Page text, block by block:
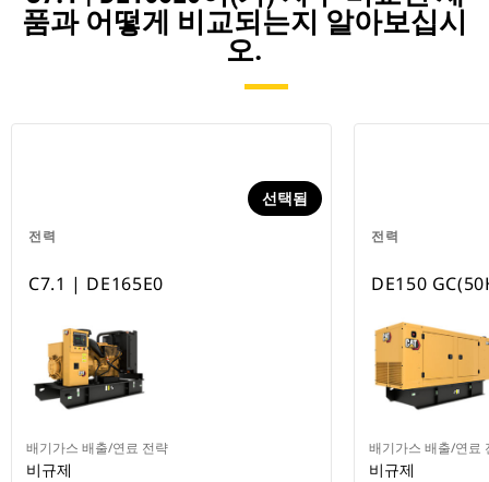
품과 어떻게 비교되는지 알아보십시
오.
전력
선택됨
C7.1 | DE165E0
배기가스 배출/연료 전략
비규제
전력
DE150
배기가스 배출/연료
비규제